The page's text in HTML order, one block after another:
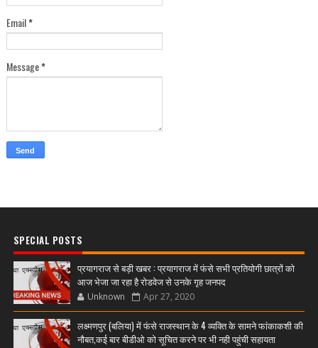
Email*
Message*
SPECIAL POSTS
प्रयागराज से बड़ी खबर : प्रयागराज में फंसे सभी प्रतियोगी छात्रों को
आज भेजा जा रहा है रोडवेज से उनके गृह जनपद
Unknown Apr 27, 2020
लक्ष्मणपुर (बलिया) में फंसे राजस्थान के 4 व्यक्ति के सामने फांकाकशी की
नौबत,कई बार बीडीओ को सूचित करने पर भी नही पहुंची सहायता